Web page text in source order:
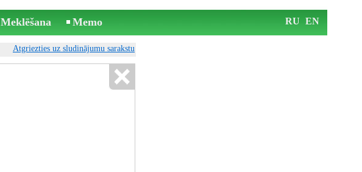
Meklēšana Memo RU EN
Atgriezties uz sludinājumu sarakstu